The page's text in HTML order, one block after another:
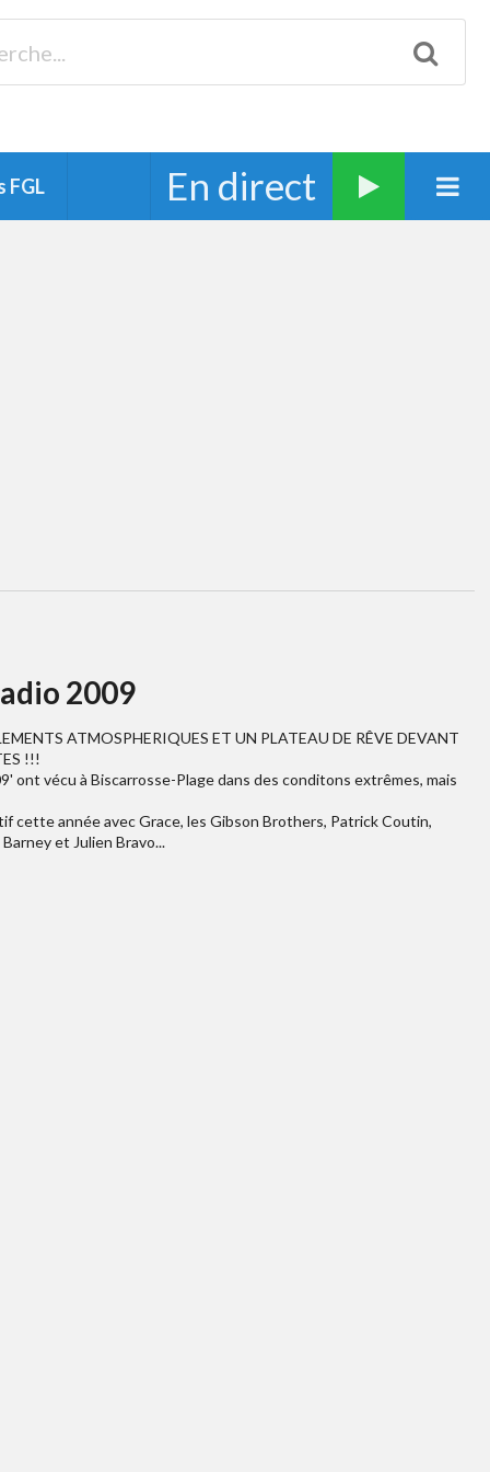
FGL En direct
2009
ATMOSPHERIQUES ET UN PLATEAU DE RÊVE DEVANT
!!!
ont vécu à Biscarrosse-Plage dans des conditons extrêmes, mais
année avec Grace, les Gibson Brothers, Patrick Coutin,
et Julien Bravo...